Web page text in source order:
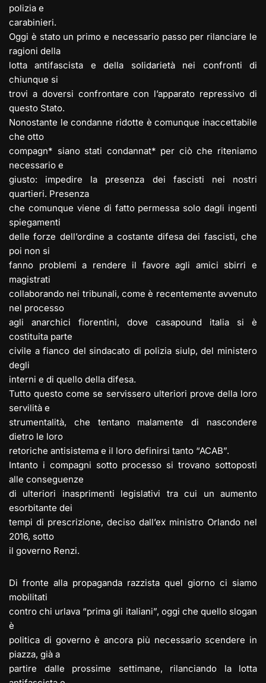
polizia e
carabinieri.
Oggi è stato un primo e necessario passo per rilanciare le
ragioni della
lotta antifascista e della solidarietà nei confronti di
chiunque si
trovi a doversi confrontare con l’apparato repressivo di
questo Stato.
Nonostante le condanne ridotte è comunque inaccettabile
che otto
compagn* siano stati condannat* per ciò che riteniamo
necessario e
giusto: impedire la presenza dei fascisti nei nostri
quartieri. Presenza
che comunque viene di fatto permessa solo dagli ingenti
spiegamenti
delle forze dell’ordine a costante difesa dei fascisti, che
poi non si
fanno problemi a rendere il favore agli amici sbirri e
magistrati
collaborando nei tribunali, come è recentemente avvenuto
nel processo
agli anarchici fiorentini, dove casapound italia si è
costituita parte
civile a fianco del sindacato di polizia siulp, del ministero
degli
interni e di quello della difesa.
Tutto questo come se servissero ulteriori prove della loro
servilità e
strumentalità, che tentano malamente di nascondere
dietro le loro
retoriche antisistema e il loro definirsi tanto “ACAB”.
Intanto i compagni sotto processo si trovano sottoposti
alle conseguenze
di ulteriori inasprimenti legislativi tra cui un aumento
esorbitante dei
tempi di prescrizione, deciso dall’ex ministro Orlando nel
2016, sotto
il governo Renzi.
Di fronte alla propaganda razzista quel giorno ci siamo
mobilitati
contro chi urlava “prima gli italiani”, oggi che quello slogan
è
politica di governo è ancora più necessario scendere in
piazza, già a
partire dalle prossime settimane, rilanciando la lotta